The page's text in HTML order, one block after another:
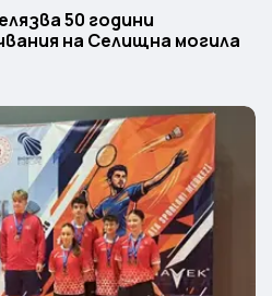
50 години
на Селищна могила